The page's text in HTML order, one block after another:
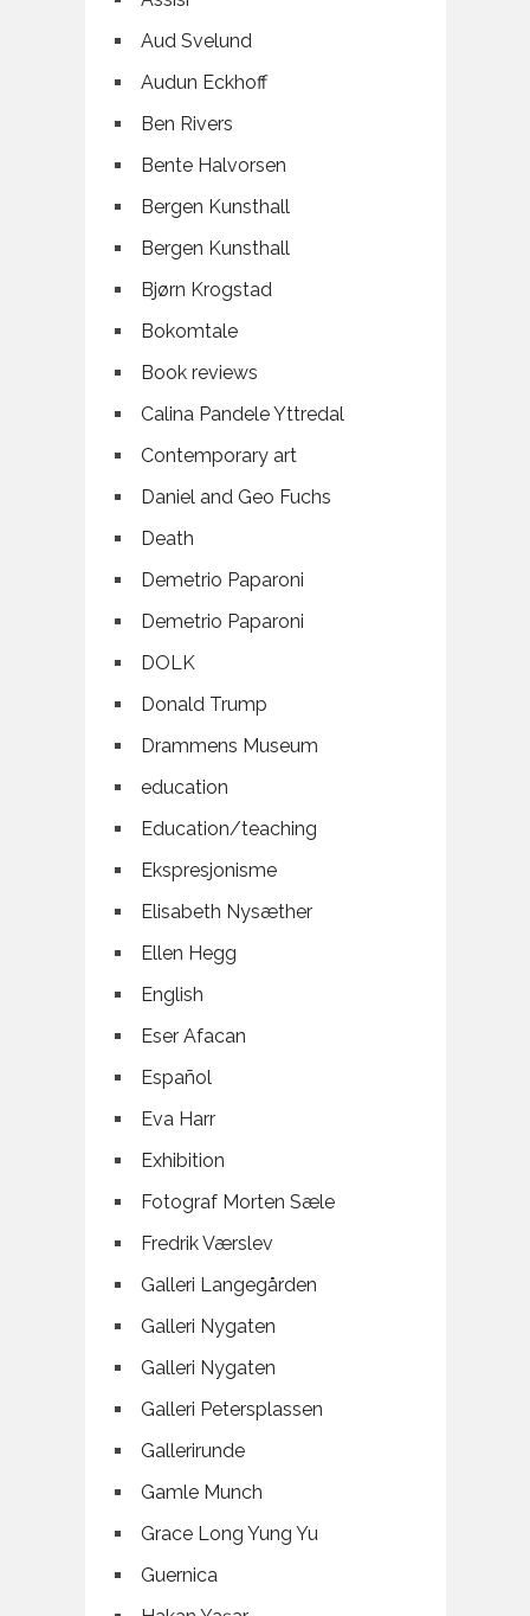
Aud Svelund
Audun Eckhoff
Ben Rivers
Bente Halvorsen
Bergen Kunsthall
Bergen Kunsthall
Bjørn Krogstad
Bokomtale
Book reviews
Calina Pandele Yttredal
Contemporary art
Daniel and Geo Fuchs
Death
Demetrio Paparoni
Demetrio Paparoni
DOLK
Donald Trump
Drammens Museum
education
Education/teaching
Ekspresjonisme
Elisabeth Nysæther
Ellen Hegg
English
Eser Afacan
Español
Eva Harr
Exhibition
Fotograf Morten Sæle
Fredrik Værslev
Galleri Langegården
Galleri Nygaten
Galleri Nygaten
Galleri Petersplassen
Gallerirunde
Gamle Munch
Grace Long Yung Yu
Guernica